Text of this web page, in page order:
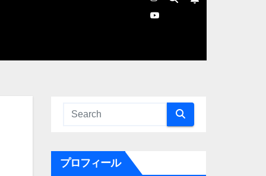
プロフィール